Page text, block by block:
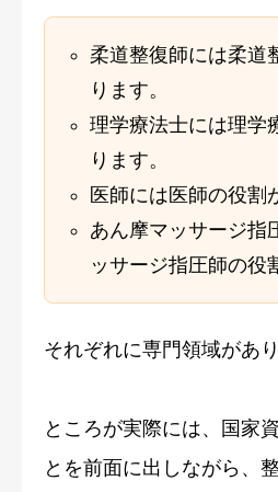
柔道整復師には柔道
ります。
理学療法士には理学
ります。
医師には医師の役割
あん摩マッサージ指
ッサージ指圧師の役
それぞれに専門領域があり
ところが実際には、国家
とを前面に出しながら、